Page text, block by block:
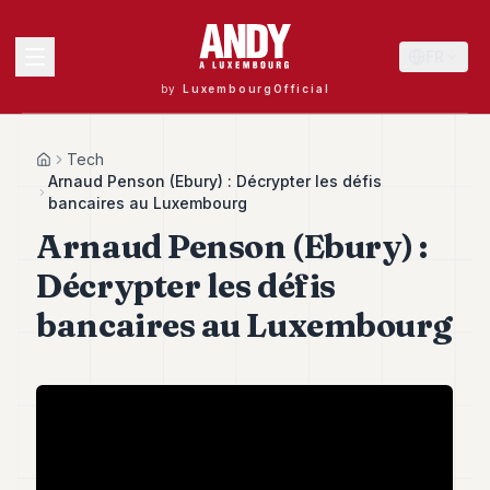
by LuxembourgOfficial
Andy
40
Andy
39
Andy
37
HomeTech
Arnaud Penson (Ebury) : Décrypter les défis
bancaires au Luxembourg
Arnaud Penson (Ebury) :
Décrypter les défis
bancaires au Luxembourg